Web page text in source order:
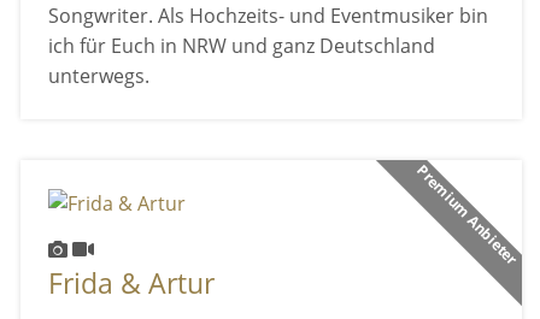
Songwriter. Als Hochzeits- und Eventmusiker bin
ich für Euch in NRW und ganz Deutschland
unterwegs.
Premium Anbieter
Frida & Artur